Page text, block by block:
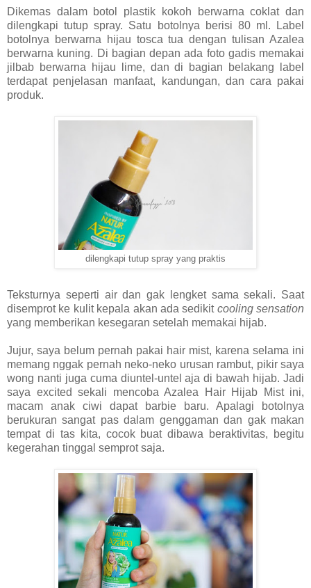
Dikemas dalam botol plastik kokoh berwarna coklat dan
dilengkapi tutup spray. Satu botolnya berisi 80 ml. Label
botolnya berwarna hijau tosca tua dengan tulisan Azalea
berwarna kuning. Di bagian depan ada foto gadis memakai
jilbab berwarna hijau lime, dan di bagian belakang label
terdapat penjelasan manfaat, kandungan, dan cara pakai
produk.
dilengkapi tutup spray yang praktis
Teksturnya seperti air dan gak lengket sama sekali. Saat
disemprot ke kulit kepala akan ada sedikit cooling sensation
yang memberikan kesegaran setelah memakai hijab.
Jujur, saya belum pernah pakai hair mist, karena selama ini
memang nggak pernah neko-neko urusan rambut, pikir saya
wong nanti juga cuma diuntel-untel aja di bawah hijab. Jadi
saya excited sekali mencoba Azalea Hair Hijab Mist ini,
macam anak ciwi dapat barbie baru. Apalagi botolnya
berukuran sangat pas dalam genggaman dan gak makan
tempat di tas kita, cocok buat dibawa beraktivitas, begitu
kegerahan tinggal semprot saja.